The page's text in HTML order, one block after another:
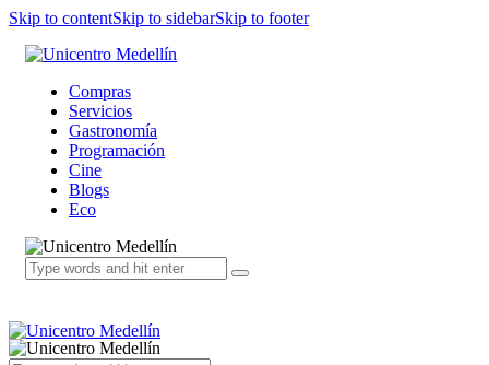
Skip to contentSkip to sidebarSkip to footer
Compras
Servicios
Gastronomía
Programación
Cine
Blogs
Eco